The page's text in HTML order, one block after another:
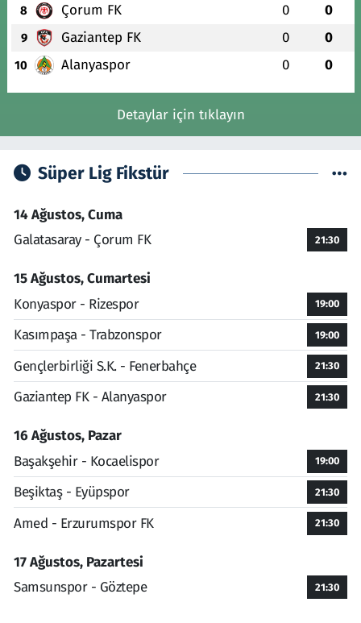
8 Çorum FK 0 0
9 Gaziantep FK 0 0
10 Alanyaspor 0 0
Detaylar için tıklayın
Süper Lig Fikstür
14 Ağustos, Cuma
Galatasaray - Çorum FK
21:30
15 Ağustos, Cumartesi
Konyaspor - Rizespor
19:00
Kasımpaşa - Trabzonspor 19:00
Gençlerbirliği S.K. - Fenerbahçe 21:30
Gaziantep FK - Alanyaspor 21:30
16 Ağustos, Pazar
Başakşehir - Kocaelispor
19:00
Beşiktaş - Eyüpspor 21:30
Amed - Erzurumspor FK 21:30
17 Ağustos, Pazartesi
Samsunspor - Göztepe
21:30